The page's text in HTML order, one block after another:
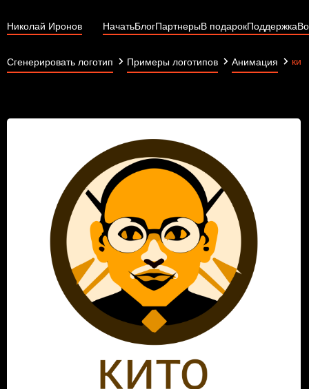
Николай Иронов НачатьБлогПартнерыВ подарокПоддержка
Сгенерировать логотип Примеры логотипов Анимация